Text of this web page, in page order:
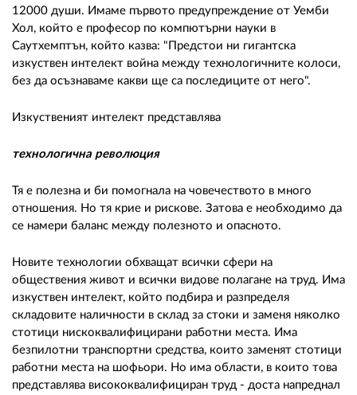
12000 души. Имаме първото предупреждение от Уемби
Хол, който е професор по компютърни науки в
Саутхемптън, който казва: "Предстои ни гигантска
изкуствен интелект война между технологичните колоси,
без да осъзнаваме какви ще са последиците от него".
Изкуственият интелект представлява
технологична революция
Тя е полезна и би помогнала на човечеството в много
отношения. Но тя крие и рискове. Затова е необходимо да
се намери баланс между полезното и опасното.
Новите технологии обхващат всички сфери на
обществения живот и всички видове полагане на труд. Има
изкуствен интелект, който подбира и разпределя
складовите наличности в склад за стоки и заменя няколко
стотици нискоквалифицирани работни места. Има
безпилотни транспортни средства, които заменят стотици
работни места на шофьори. Но има области, в които това
представлява висококвалифициран труд - доста напреднал